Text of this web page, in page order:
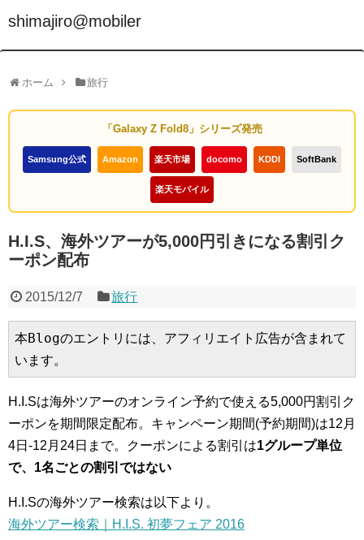
shimajiro@mobiler
ホーム 旅行
「Galaxy Z Fold8」シリーズ発売
Samsung公式 Amazon 楽天市場 docomo KDDI SoftBank
楽天モバイル
H.I.S、海外ツアーが5,000円引きになる割引ク
ーポン配布
2015/12/7 旅行
本Blogのエントリには、アフィリエイト広告が含まれて
います。
H.I.Sは海外ツアーのオンライン予約で使える5,000円割引ク
ーポンを期間限定配布。キャンペーン期間(予約期間)は12月
4日-12月24日まで。クーポンによる割引は1グループ単位
で、1名ごとの割引ではない
H.I.Sの海外ツアー検索は以下より。
海外ツアー検索｜H.I.S. 初夢フェア 2016